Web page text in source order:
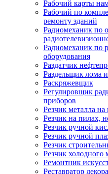
Рабочий карты
Рабочий по
ремонту зданий
Радиомеханик по
Радиомеханик по
оборудования
Раздатчик
Раздельщик лома
Раскряжевщик
Регулировщик
приборов
Резчик металла
Резчик на пилах,
Резчик ручной
Резчик ручной
Резчик
Резчик холодного
Ремонтник
Реставратор